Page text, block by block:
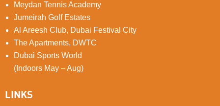
Meydan Tennis Academy
Jumeirah Golf Estates
Al Areesh Club, Dubai Festival City
The Apartments, DWTC
Dubai Sports World
(Indoors May – Aug)
LINKS